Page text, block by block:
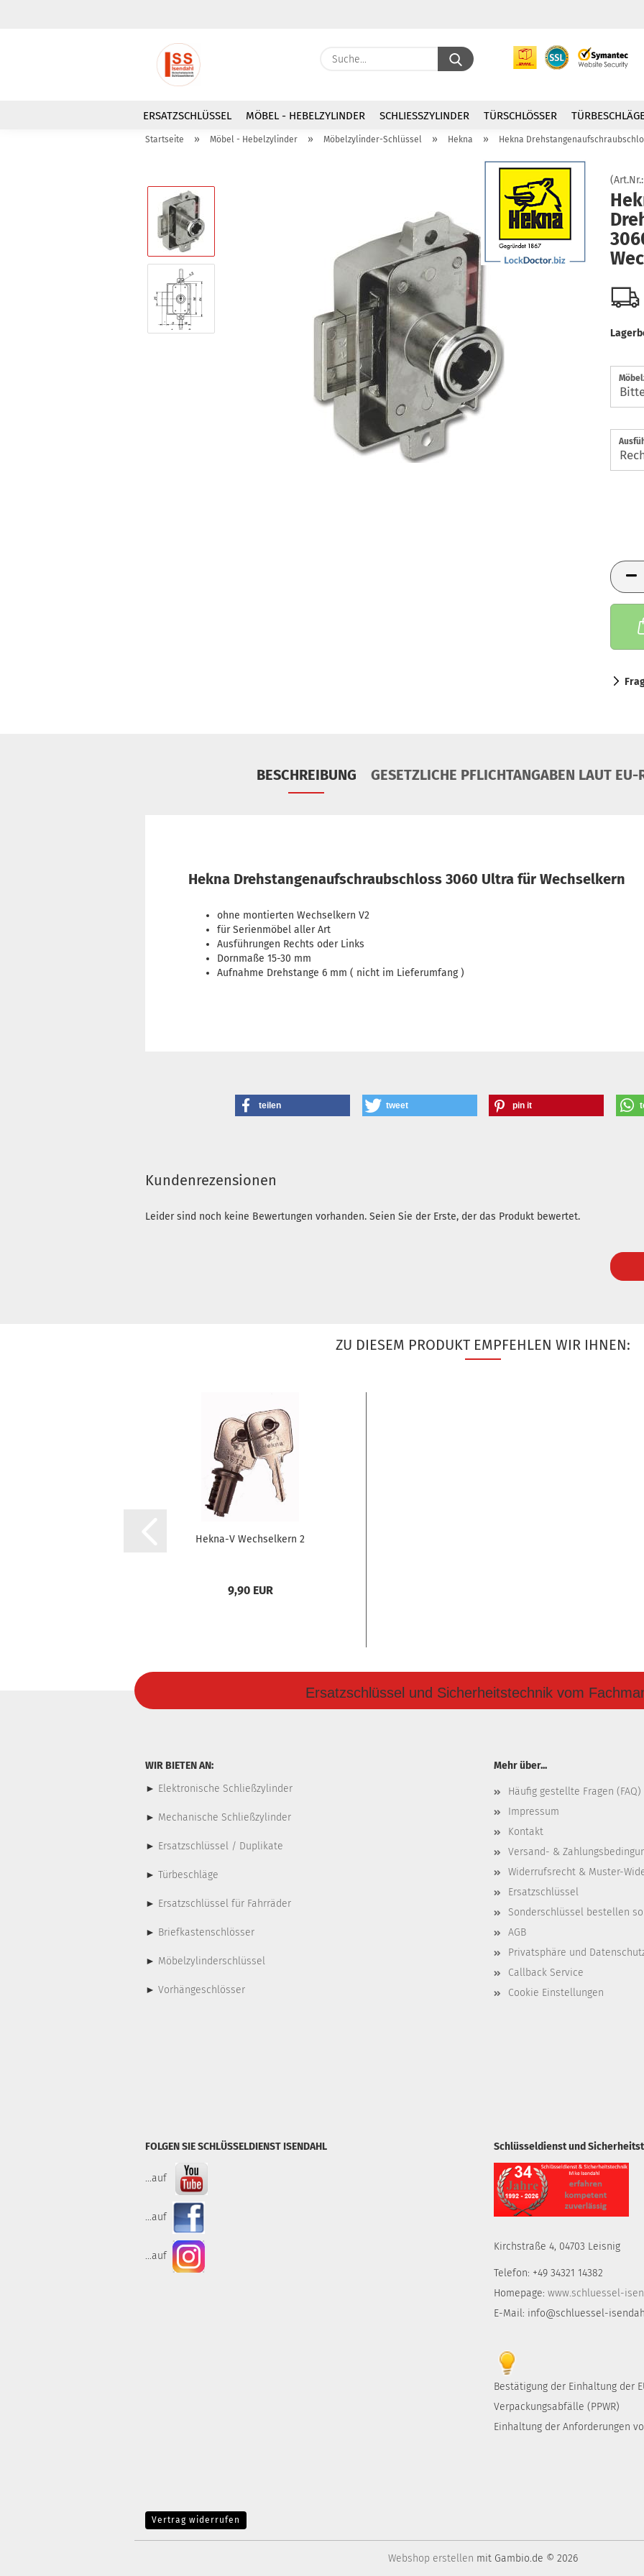
Suche...
ERSATZSCHLÜSSEL MÖBEL - HEBELZYLINDER SCHLIESSZYLINDER TÜRSCHLÖSSER
Startseite » Möbel - Hebelzylinder » Möbelzylinder-Schlüssel » Hekna » Hekna
(Art.Nr.:
BESCHREIBUNG GESETZLICHE PFLICHTANGABEN LAUT EU-
Hekna Drehstangenaufschraubschloss 3060 Ultra für Wechselkern
ohne montierten Wechselkern V2
für Serienmöbel aller Art
Ausführungen Rechts oder Links
Dornmaße 15-30 mm
Aufnahme Drehstange 6 mm ( nicht im Lieferumfang )
teilen tweet pin it
Kundenrezensionen
Leider sind noch keine Bewertungen vorhanden. Seien Sie der Erste, der das Produkt bewertet.
ZU DIESEM PRODUKT EMPFEHLEN WIR IHNEN:
Hekna-V Wechselkern 2
9,90 EUR
Ersatzschlüssel und Sicherheitstechnik vom
WIR BIETEN AN:
► Elektronische Schließzylinder
► Mechanische Schließzylinder
► Ersatzschlüssel / Duplikate
► Türbeschläge
► Ersatzschlüssel für Fahrräder
► Briefkastenschlösser
► Möbelzylinderschlüssel
► Vorhängeschlösser
Mehr über...
Häufig gestellte Fragen (FAQ)
Impressum
Kontakt
Versand- &
Widerrufsrecht & Muster-
Ersatzschlüssel
Sonderschlüssel bestellen
AGB
Privatsphäre und
Callback Service
Cookie Einstellungen
FOLGEN SIE SCHLÜSSELDIENST ISENDAHL
...auf
...auf
...auf
Schlüsseldienst und
Kirchstraße 4, 04703 Leisnig
Telefon: +49 34321 14382
Homepage: www.schluessel-
E-Mail: info@schluessel-
Bestätigung der Einhaltung der
Verpackungsabfälle (PPWR)
Einhaltung der Anforderungen
Vertrag widerrufen
Webshop erstellen mit Gambio.de © 2026